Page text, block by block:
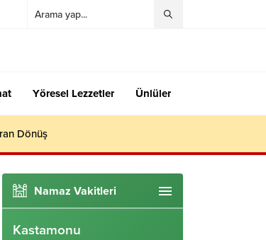
Yöresel Lezzetler Ünlüler
Dönüş
Namaz Vakitleri
Kastamonu